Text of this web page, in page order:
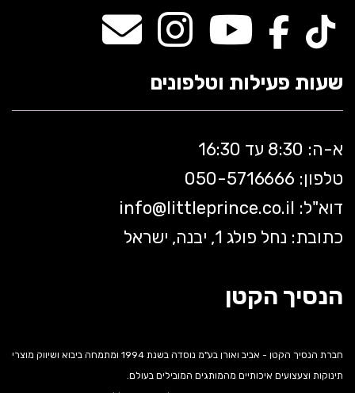
שעות פעילות וטלפונים
א-ה: 8:30 עד 16:30
טלפון: 050-5 716666
דוא"ל:
info@littleprince.co.il
כתובת: נחל פולג 1, יבנה, ישראל
הנסיך הקטן
חברת הנסיך הקטן - אביב ואורן בע"מ נוסדה בשנת 1994 ומתמחה ביבוא ושיווק מוצרי
תינוקות וצעצועים איכותיים מהמותגים המובילים בעולם.